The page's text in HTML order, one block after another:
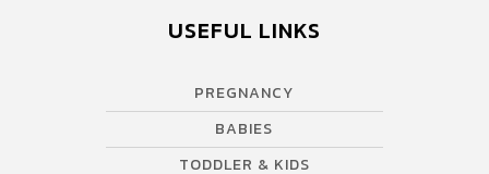
USEFUL LINKS
PREGNANCY
BABIES
TODDLER & KIDS